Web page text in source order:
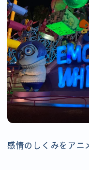
感情のしくみをアニ